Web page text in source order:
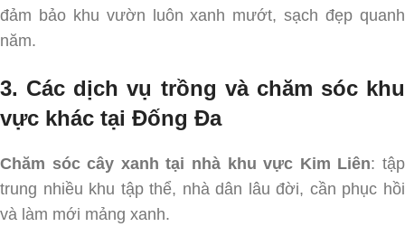
đảm bảo khu vườn luôn xanh mướt, sạch đẹp quanh
năm.
3. Các dịch vụ trồng và chăm sóc khu
vực khác tại Đống Đa
Chăm sóc cây xanh tại nhà khu vực Kim Liên: tập
trung nhiều khu tập thể, nhà dân lâu đời, cần phục hồi
và làm mới mảng xanh.